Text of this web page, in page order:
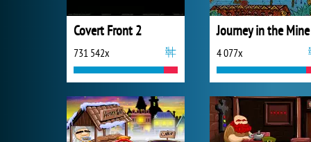
Covert Front 2
731 542x
Journey in the Mine
4 077x